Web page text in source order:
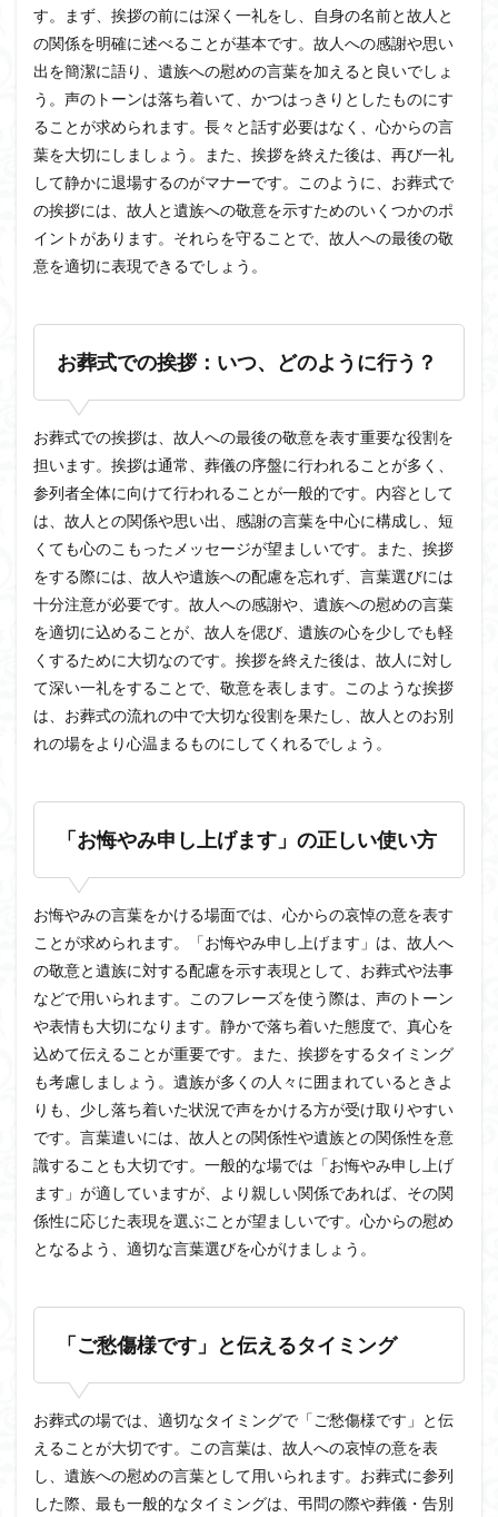
す。まず、挨拶の前には深く一礼をし、自身の名前と故人と
の関係を明確に述べることが基本です。故人への感謝や思い
出を簡潔に語り、遺族への慰めの言葉を加えると良いでしょ
う。声のトーンは落ち着いて、かつはっきりとしたものにす
ることが求められます。長々と話す必要はなく、心からの言
葉を大切にしましょう。また、挨拶を終えた後は、再び一礼
して静かに退場するのがマナーです。このように、お葬式で
の挨拶には、故人と遺族への敬意を示すためのいくつかのポ
イントがあります。それらを守ることで、故人への最後の敬
意を適切に表現できるでしょう。
お葬式での挨拶：いつ、どのように行う？
お葬式での挨拶は、故人への最後の敬意を表す重要な役割を
担います。挨拶は通常、葬儀の序盤に行われることが多く、
参列者全体に向けて行われることが一般的です。内容として
は、故人との関係や思い出、感謝の言葉を中心に構成し、短
くても心のこもったメッセージが望ましいです。また、挨拶
をする際には、故人や遺族への配慮を忘れず、言葉選びには
十分注意が必要です。故人への感謝や、遺族への慰めの言葉
を適切に込めることが、故人を偲び、遺族の心を少しでも軽
くするために大切なのです。挨拶を終えた後は、故人に対し
て深い一礼をすることで、敬意を表します。このような挨拶
は、お葬式の流れの中で大切な役割を果たし、故人とのお別
れの場をより心温まるものにしてくれるでしょう。
「お悔やみ申し上げます」の正しい使い方
お悔やみの言葉をかける場面では、心からの哀悼の意を表す
ことが求められます。「お悔やみ申し上げます」は、故人へ
の敬意と遺族に対する配慮を示す表現として、お葬式や法事
などで用いられます。このフレーズを使う際は、声のトーン
や表情も大切になります。静かで落ち着いた態度で、真心を
込めて伝えることが重要です。また、挨拶をするタイミング
も考慮しましょう。遺族が多くの人々に囲まれているときよ
りも、少し落ち着いた状況で声をかける方が受け取りやすい
です。言葉遣いには、故人との関係性や遺族との関係性を意
識することも大切です。一般的な場では「お悔やみ申し上げ
ます」が適していますが、より親しい関係であれば、その関
係性に応じた表現を選ぶことが望ましいです。心からの慰め
となるよう、適切な言葉選びを心がけましょう。
「ご愁傷様です」と伝えるタイミング
お葬式の場では、適切なタイミングで「ご愁傷様です」と伝
えることが大切です。この言葉は、故人への哀悼の意を表
し、遺族への慰めの言葉として用いられます。お葬式に参列
した際、最も一般的なタイミングは、弔問の際や葬儀・告別